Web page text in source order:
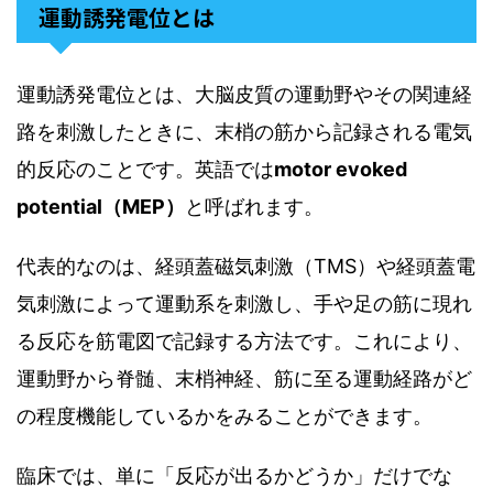
運動誘発電位とは
運動誘発電位とは、大脳皮質の運動野やその関連経
路を刺激したときに、末梢の筋から記録される電気
的反応のことです。英語ではmotor evoked
potential（MEP）
と呼ばれます。
代表的なのは、経頭蓋磁気刺激（TMS）や経頭蓋電
気刺激によって運動系を刺激し、手や足の筋に現れ
る反応を筋電図で記録する方法です。これにより、
運動野から脊髄、末梢神経、筋に至る運動経路がど
の程度機能しているかをみることができます。
臨床では、単に「反応が出るかどうか」だけでな